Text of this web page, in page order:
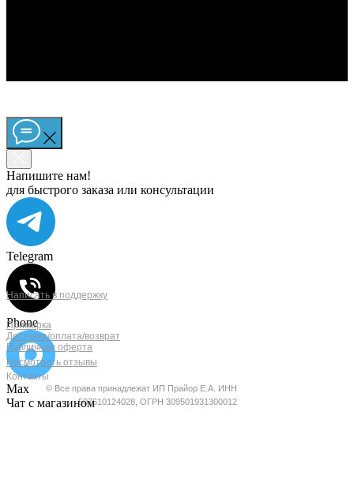
ПОКУПАТЕЛЯМ
ОБРАТНАЯ СВЯЗЬ
Написать в поддержку
Примерка
Доставка/оплата/возврат
Публичная оферта
Посмотреть отзывы
Контакты
© Все права принадлежат ИП Прайор Е.А. ИНН
507610124028, ОГРН 309501931300012
Напишите нам!
для быстрого заказа или консультации
Telegram
Phone
Max
Чат с магазином